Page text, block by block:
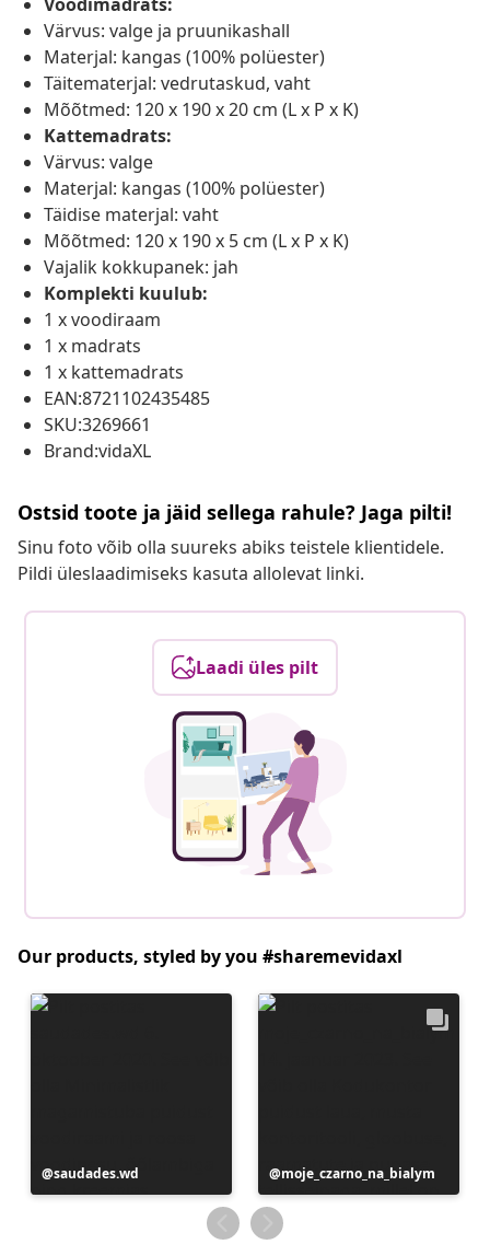
Värvus: valge ja pruunikashall
Materjal: kangas (100% polüester)
Täitematerjal: vedrutaskud, vaht
Mõõtmed: 120 x 190 x 20 cm (L x P x K)
Kattemadrats:
Värvus: valge
Materjal: kangas (100% polüester)
Täidise materjal: vaht
Mõõtmed: 120 x 190 x 5 cm (L x P x K)
Vajalik kokkupanek: jah
Komplekti kuulub:
1 x voodiraam
1 x madrats
1 x kattemadrats
EAN:8721102435485
SKU:3269661
Brand:vidaXL
Ostsid toote ja jäid sellega rahule? Jaga pilti!
Sinu foto võib olla suureks abiks teistele klientidele.
Pildi üleslaadimiseks kasuta allolevat linki.
Laadi üles pilt
Our products, styled by you #sharemevidaxl
Postitus
avaldatud
saudades.wd
Postitus
avaldatud
moje_czarno_na_bialym